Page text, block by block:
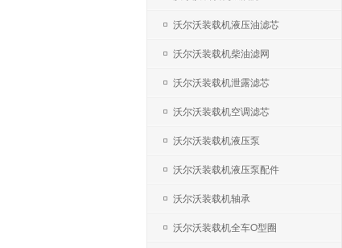
沃尔沃装载机液压油滤芯
沃尔沃装载机柴油滤网
沃尔沃装载机泄露滤芯
沃尔沃装载机空调滤芯
沃尔沃装载机液压泵
沃尔沃装载机液压泵配件
沃尔沃装载机轴承
沃尔沃装载机全车O型圈